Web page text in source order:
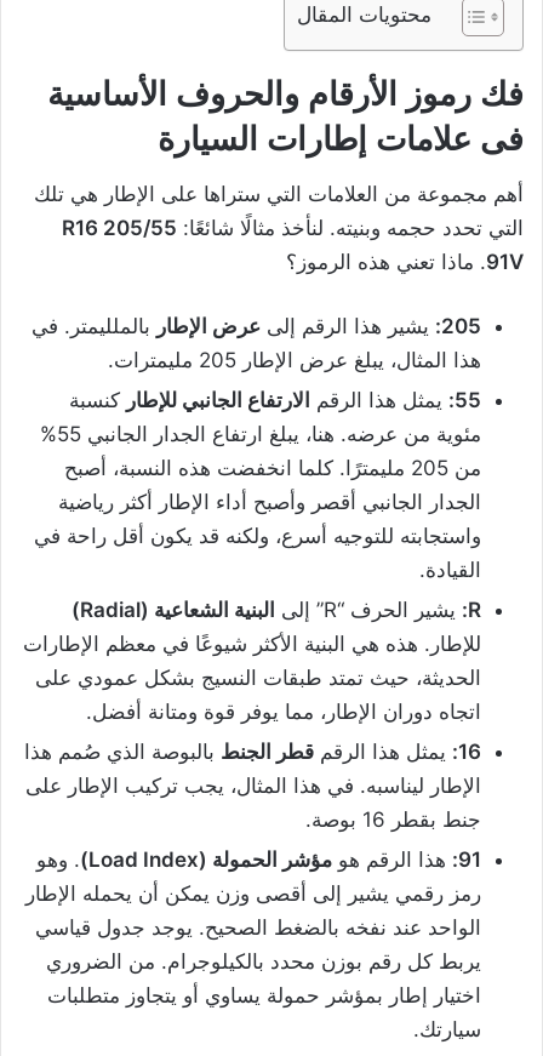
محتويات المقال
فك رموز الأرقام والحروف الأساسية
فى علامات إطارات السيارة
أهم مجموعة من العلامات التي ستراها على الإطار هي تلك
التي تحدد حجمه وبنيته. لنأخذ مثالًا شائعًا:
205/55 R16
91V. ماذا تعني هذه الرموز؟
205: يشير هذا الرقم إلى عرض الإطار بالملليمتر. في
هذا المثال، يبلغ عرض الإطار 205 مليمترات.
55: يمثل هذا الرقم الارتفاع الجانبي للإطار كنسبة
مئوية من عرضه. هنا، يبلغ ارتفاع الجدار الجانبي 55%
من 205 مليمترًا. كلما انخفضت هذه النسبة، أصبح
الجدار الجانبي أقصر وأصبح أداء الإطار أكثر رياضية
واستجابته للتوجيه أسرع، ولكنه قد يكون أقل راحة في
القيادة.
R: يشير الحرف “R” إلى البنية الشعاعية (Radial)
للإطار. هذه هي البنية الأكثر شيوعًا في معظم الإطارات
الحديثة، حيث تمتد طبقات النسيج بشكل عمودي على
اتجاه دوران الإطار، مما يوفر قوة ومتانة أفضل.
16: يمثل هذا الرقم قطر الجنط بالبوصة الذي صُمم هذا
الإطار ليناسبه. في هذا المثال، يجب تركيب الإطار على
جنط بقطر 16 بوصة.
91: هذا الرقم هو مؤشر الحمولة (Load Index)
. وهو
رمز رقمي يشير إلى أقصى وزن يمكن أن يحمله الإطار
الواحد عند نفخه بالضغط الصحيح. يوجد جدول قياسي
يربط كل رقم بوزن محدد بالكيلوجرام. من الضروري
اختيار إطار بمؤشر حمولة يساوي أو يتجاوز متطلبات
سيارتك.